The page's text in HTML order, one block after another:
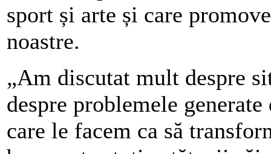
sport și arte și care
noastre.
„Am discutat mult despre
despre problemele
care le facem ca să